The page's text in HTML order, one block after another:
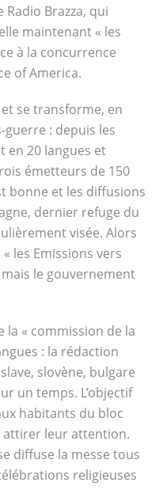
Brazza, qui
maintenant « les
à la concurrence
of America.
se transforme, en
guerre : depuis les
en 20 langues et
émetteurs de 150
bonne et les diffusions
dernier refuge du
visée. Alors
les Emissions vers
le gouvernement
« commission de la
: la rédaction
slovène, bulgare
un temps. L’objectif
habitants du bloc
attirer leur attention.
diffuse la messe tous
religieuses